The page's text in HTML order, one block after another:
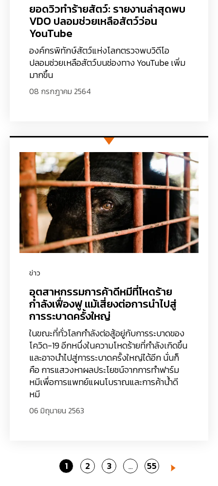
ยอดวิวทำร้ายสัตว์: รายงานล่าสุดพบ
VDO ปลอมช่วยเหลือสัตว์ว่อน
YouTube
08 กรกฎาคม 2564
องค์กรพิทักษ์สัตว์แห่งโลกตรวจพบวิดีโอ
ปลอมช่วยเหลือสัตว์บนช่องทาง YouTube เพิ่ม
มากขึ้น
อุตสาหกรรมการค้าดีหมีที่โหดร้าย
กำลังเฟื่องฟู แม้เสี่ยงต่อการนำไปสู่
การระบาดครั้งใหญ่
ข่าว
06 มิถุนายน 2563
ในขณะที่ทั่วโลกกำลังต่อสู้อยู่กับการระบาดของ
โควิด-19 อีกหนึ่งในความโหดร้ายที่กำลังเกิดขึ้น
และอาจนำไปสู่การระบาดครั้งใหญ่ได้อีก นั่นก็
คือ การแสวงหาผลประโยชน์จากการทำฟาร์ม
หมีเพื่อการแพทย์แผนโบราณและการค้าน้ำดี
หมี
Next
Go
to
1 Go
to
2 Go
to
3 Go
to
4 Go
to
55